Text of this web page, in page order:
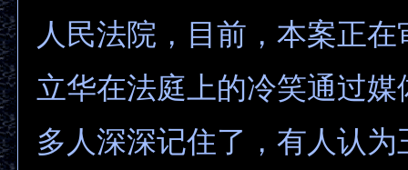
人民法院，目前，本案正
立华在法庭上的冷笑通过媒
多人深深记住了，有人认为